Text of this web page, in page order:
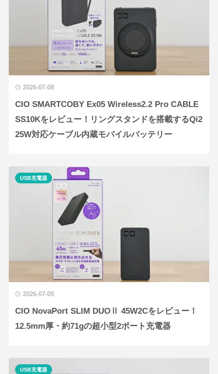
2026-07-08
CIO SMARTCOBY Ex05 Wireless2.2 Pro CABLE
SS10Kをレビュー！リングスタンドを搭載するQi2
25W対応ケーブル内蔵モバイルバッテリー
2026-07-05
CIO NovaPort SLIM DUOⅡ 45W2Cをレビュー！
12.5mm厚・約71gの超小型2ポート充電器
USB充電器
USB充電器